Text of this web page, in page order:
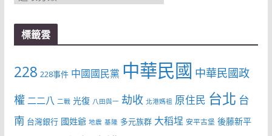
類
標籤雲
228 228事件 中國國民黨 中華民國 中華民國政
權 二二八 二戰 光復 八田與一 劫收 北港媽祖 原住民 台北 台
南 台灣銀行 國姓爺 地震 基隆 多元族群 大稻埕 安平古堡 後藤新平